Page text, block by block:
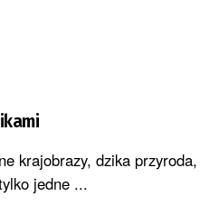
krajobrazy, dzika
jedne ...